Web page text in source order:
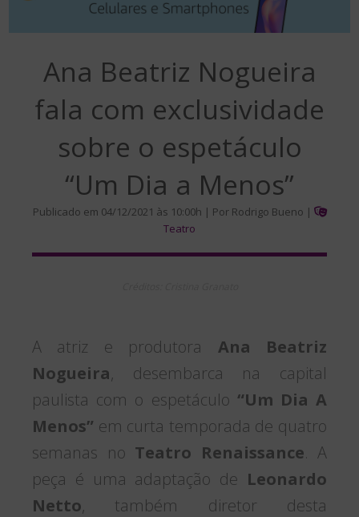
Ana Beatriz Nogueira
fala com exclusividade
sobre o espetáculo
“Um Dia a Menos”
Publicado em 04/12/2021 às 10:00h | Por Rodrigo Bueno |
Teatro
A atriz e produtora Ana Beatriz
Nogueira, desembarca na capital
paulista com o espetáculo “Um Dia A
Menos” em curta temporada de quatro
semanas no Teatro Renaissance. A
peça é uma adaptação de Leonardo
Netto, também diretor desta